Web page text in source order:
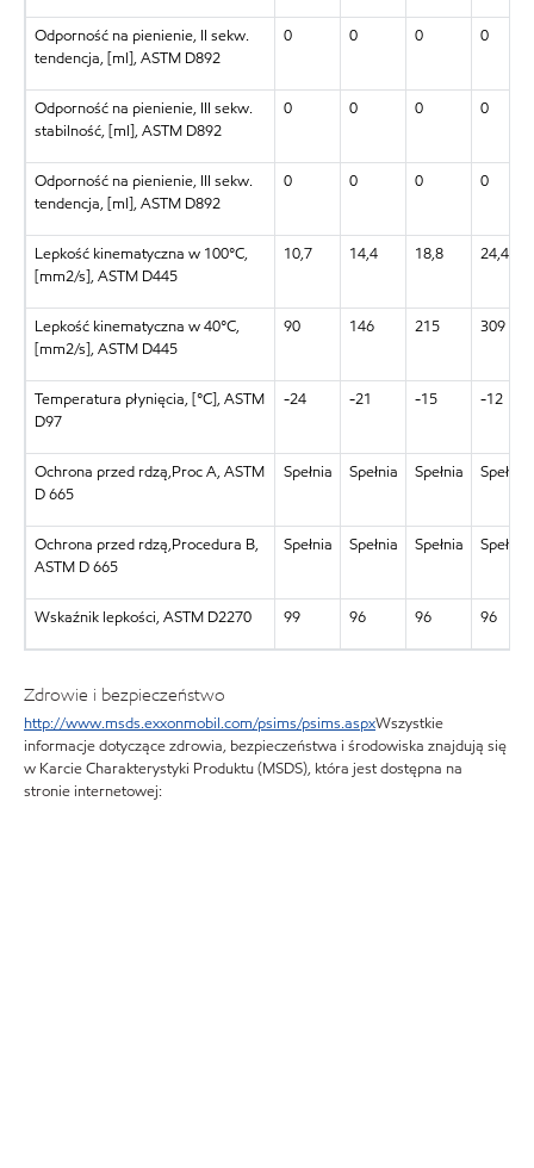
Odporność na pienienie, II sekw.
tendencja, [ml], ASTM D892
0 0 0 0
Odporność na pienienie, III sekw.
stabilność, [ml], ASTM D892
0 0 0 0
Odporność na pienienie, III sekw.
tendencja, [ml], ASTM D892
0 0 0 0
Lepkość kinematyczna w 100°C,
[mm2/s], ASTM D445
10,7 14,4 18,8 24,4
Lepkość kinematyczna w 40°C,
[mm2/s], ASTM D445
90 146 215 309
Temperatura płynięcia, [°C], ASTM
D97
-24 -21 -15 -12
Ochrona przed rdzą,Proc A, ASTM
D 665
Spełnia Spełnia Spełnia Spełnia
Ochrona przed rdzą,Procedura B,
ASTM D 665
Spełnia Spełnia Spełnia Spełnia
Wskaźnik lepkości, ASTM D2270 99 96 96 96
Zdrowie i bezpieczeństwo
http://www.msds.exxonmobil.com/psims/psims.aspxWszystkie
informacje dotyczące zdrowia, bezpieczeństwa i środowiska znajdują się
w Karcie Charakterystyki Produktu (MSDS), która jest dostępna na
stronie internetowej: